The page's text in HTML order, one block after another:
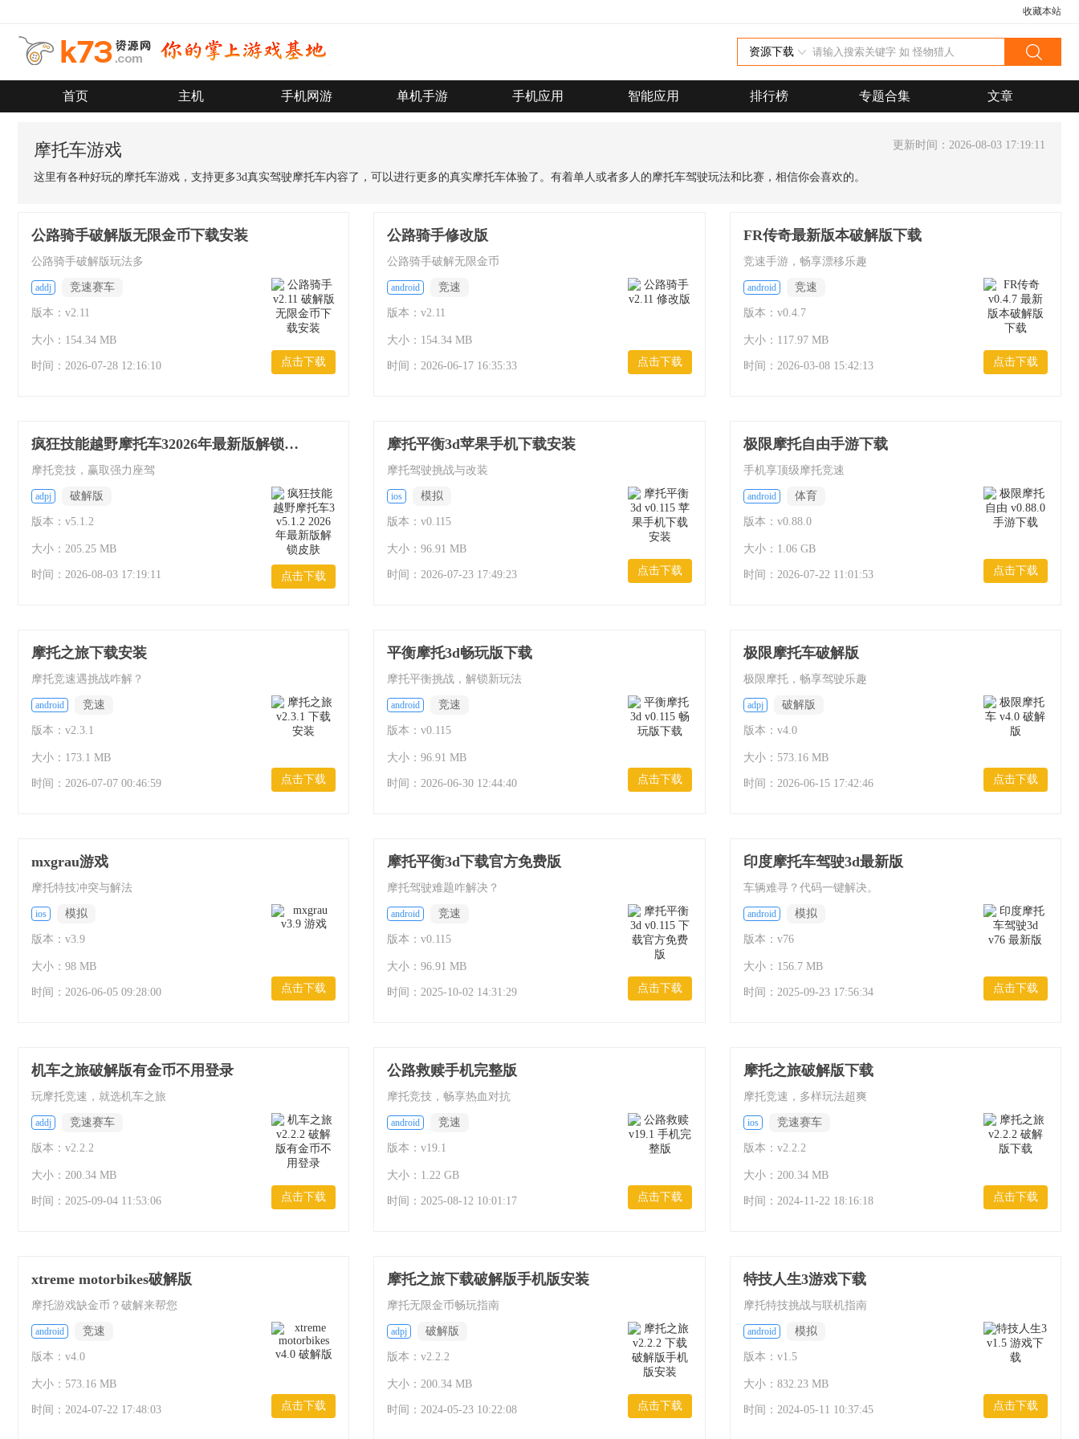
收藏本站
资源下载
首页 主机 手机网游 单机手游 手机应用 智能应用 排行榜 专题合集 文章
摩托车游戏 更新时间：2026-08-03 17:19:11
这里有各种好玩的摩托车游戏，支持更多3d真实驾驶摩托车内容了，可以进行更多的真实摩托车体验了。有着单人或者多人的摩托车驾驶玩法和比赛，相信你会喜欢的。
公路骑手破解版无限金币下载安装
公路骑手破解版玩法多
addj 竞速赛车
版本：v2.11
大小：154.34 MB
时间： 2026-07-28 12:16:10 点击下载
公路骑手修改版
公路骑手破解无限金币
android 竞速
版本：v2.11
大小：154.34 MB
时间：2026-06-17 16:35:33 点击下载
FR传奇最新版本破解版下载
竞速手游，畅享漂移乐趣
android 竞速
版本：v0.4.7
大小：117.97 MB
时间： 2026-03-08 15:42:13 点击下载
疯狂技能越野摩托车32026年最新版解锁皮肤
摩托竞技，赢取强力座驾
adpj 破解版
版本：v5.1.2
大小：205.25 MB
时间： 2026-08-03 17:19:11 点击下载
摩托平衡3d苹果手机下载安装
摩托驾驶挑战与改装
ios 模拟
版本：v0.115
大小：96.91 MB
时间：2026-07-23 17:49:23 点击下载
极限摩托自由手游下载
手机享顶级摩托竞速
android 体育
版本：v0.88.0
大小：1.06 GB
时间： 2026-07-22 11:01:53 点击下载
摩托之旅下载安装
摩托竞速遇挑战咋解？
android 竞速
版本：v2.3.1
大小：173.1 MB
时间： 2026-07-07 00:46:59 点击下载
平衡摩托3d畅玩版下载
摩托平衡挑战，解锁新玩法
android 竞速
版本：v0.115
大小：96.91 MB
时间：2026-06-30 12:44:40 点击下载
极限摩托车破解版
极限摩托，畅享驾驶乐趣
adpj 破解版
版本：v4.0
大小：573.16 MB
时间： 2026-06-15 17:42:46 点击下载
mxgrau游戏
摩托特技冲突与解法
ios 模拟
版本：v3.9
大小：98 MB
时间： 2026-06-05 09:28:00 点击下载
摩托平衡3d下载官方免费版
摩托驾驶难题咋解决？
android 竞速
版本：v0.115
大小：96.91 MB
时间：2025-10-02 14:31:29 点击下载
印度摩托车驾驶3d最新版
车辆难寻？代码一键解决。
android 模拟
版本：v76
大小：156.7 MB
时间： 2025-09-23 17:56:34 点击下载
机车之旅破解版有金币不用登录
玩摩托竞速，就选机车之旅
addj 竞速赛车
版本：v2.2.2
大小：200.34 MB
时间： 2025-09-04 11:53:06 点击下载
公路救赎手机完整版
摩托竞技，畅享热血对抗
android 竞速
版本：v19.1
大小：1.22 GB
时间：2025-08-12 10:01:17 点击下载
摩托之旅破解版下载
摩托竞速，多样玩法超爽
ios 竞速赛车
版本：v2.2.2
大小：200.34 MB
时间： 2024-11-22 18:16:18 点击下载
xtreme motorbikes破解版
摩托游戏缺金币？破解来帮您
android 竞速
版本：v4.0
大小：573.16 MB
时间： 2024-07-22 17:48:03 点击下载
摩托之旅下载破解版手机版安装
摩托无限金币畅玩指南
adpj 破解版
版本：v2.2.2
大小：200.34 MB
时间：2024-05-23 10:22:08 点击下载
特技人生3游戏下载
摩托特技挑战与联机指南
android 模拟
版本：v1.5
大小：832.23 MB
时间： 2024-05-11 10:37:45 点击下载